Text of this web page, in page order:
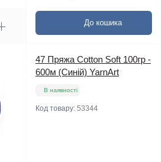
До кошика
47 Пряжа Cotton Soft 100гр -
600м (Синій) YarnArt
В наявності
Код товару: 53344